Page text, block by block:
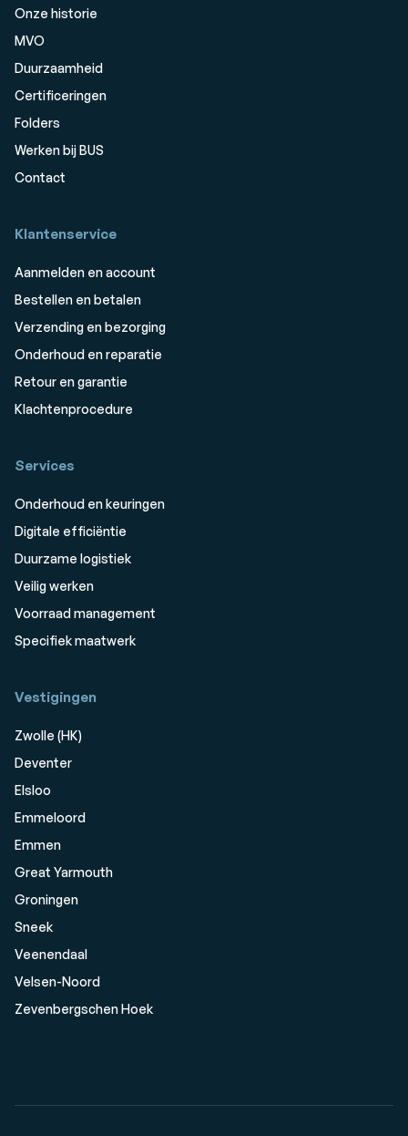
Onze historie
MVO
Duurzaamheid
Certificeringen
Folders
Werken bij BUS
Contact
Klantenservice
Aanmelden en account
Bestellen en betalen
Verzending en bezorging
Onderhoud en reparatie
Retour en garantie
Klachtenprocedure
Services
Onderhoud en keuringen
Digitale efficiëntie
Duurzame logistiek
Veilig werken
Voorraad management
Specifiek maatwerk
Vestigingen
Zwolle (HK)
Deventer
Elsloo
Emmeloord
Emmen
Great Yarmouth
Groningen
Sneek
Veenendaal
Velsen-Noord
Zevenbergschen Hoek